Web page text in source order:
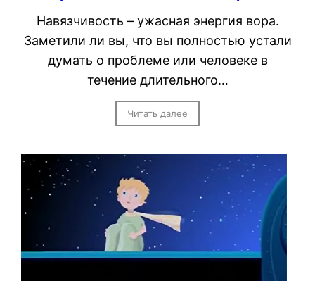
Навязчивость – ужасная энергия вора.
Заметили ли вы, что вы полностью устали
думать о проблеме или человеке в
течение длительного…
Читать далее